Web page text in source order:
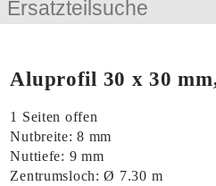
Aluprofil 30 x 30
1 Seiten offen
Nutbreite: 8 mm
Nuttiefe: 9 mm
Zentrumsloch: Ø 7.30 m